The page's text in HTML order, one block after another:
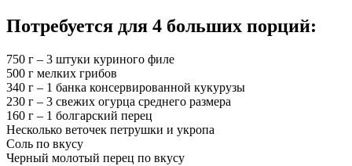
Потребуется для 4 больших порций:
750 г – 3 штуки куриного филе
500 г мелких грибов
340 г – 1 банка консервированной кукурузы
230 г – 3 свежих огурца среднего размера
160 г – 1 болгарский перец
Несколько веточек петрушки и укропа
Соль по вкусу
Черный молотый перец по вкусу